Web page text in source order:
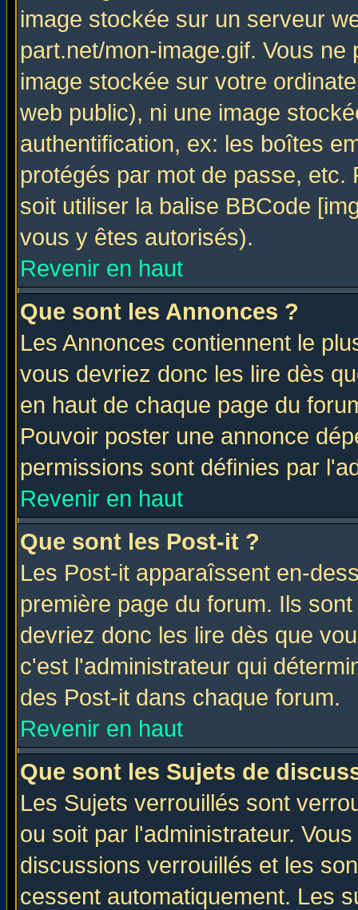
image stockée sur un serveur
part.net/mon-image.gif. Vous
image stockée sur votre
web public), ni une image
authentification, ex: les boîtes
protégés par mot de passe,
soit utiliser la balise BBCode
vous y êtes autorisés).
Revenir en haut
Que sont les Annonces ?
Les Annonces contiennent le
vous devriez donc les lire dès
en haut de chaque page du
Pouvoir poster une annonce
permissions sont définies par
Revenir en haut
Que sont les Post-it ?
Les Post-it apparaîssent en-
première page du forum. Ils
devriez donc les lire dès que
c'est l'administrateur qui
des Post-it dans chaque forum.
Revenir en haut
Que sont les Sujets de
Les Sujets verrouillés sont
ou soit par l'administrateur.
discussions verrouillés et les
cessent automatiquement. Les